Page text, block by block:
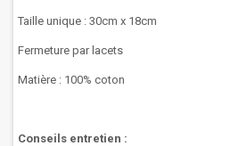
Taille unique : 30cm x 18cm
Fermeture par lacets
Matière : 100% coton
Conseils entretien :